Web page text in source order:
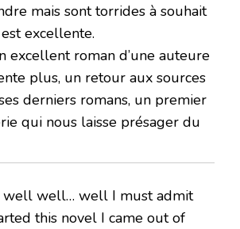
mais sont torrides à souhait
excellente.
excellent roman d’une auteure
plus, un retour aux sources
derniers romans, un premier
qui nous laisse présager du
well… well I must admit
this novel I came out of